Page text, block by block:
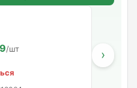
/шт ›